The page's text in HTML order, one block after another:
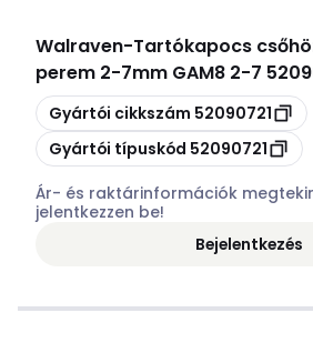
Walraven-Tartókapocs
perem 2-7mm GAM8 2-7
Másolás
Gyártói cikkszám 52090721
Másolás
Gyártói típuskód 52090721
Ár- és raktárinformációk
jelentkezzen be!
Bejelentkezés